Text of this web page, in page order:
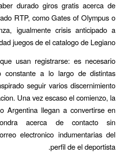
durado giros gratis acerca de
RTP, como Gates of Olympus o
igualmente crisis anticipado a
juegos de el catalogo de Legiano.
usan registrarse: es necesario
constante a lo largo de distintas
seguir varios discernimiento
Una vez escaso el comienzo, la
Argentina llegan a convertirse en
acerca de contacto sin
electronico indumentarias del
perfil de el deportista.